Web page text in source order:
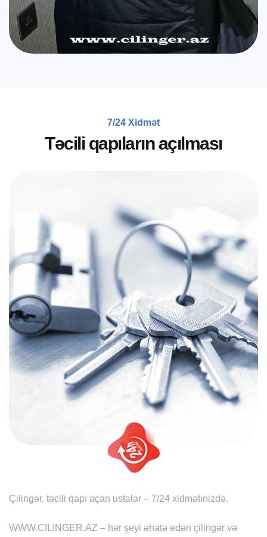
7/24 Xidmət
Təcil i qapıl arın açıl ması
Çilingər, təcili qapı açan ustalar – 7/24 xidmətinizdə.
WWW.CILINGER.AZ – hər şeyi əhatə edən çilingər və